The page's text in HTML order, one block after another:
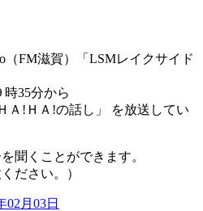
（FM滋賀）「LSMレイクサイド
35分から
Ａ!ＨＡ!の話し」 を放送してい
聞くことができます。
ださい。）
02月03日